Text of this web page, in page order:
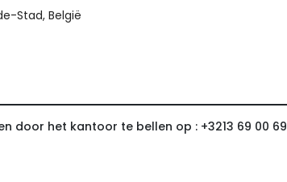
Stad, België
door het kantoor te bellen op : +3213 69 00 69